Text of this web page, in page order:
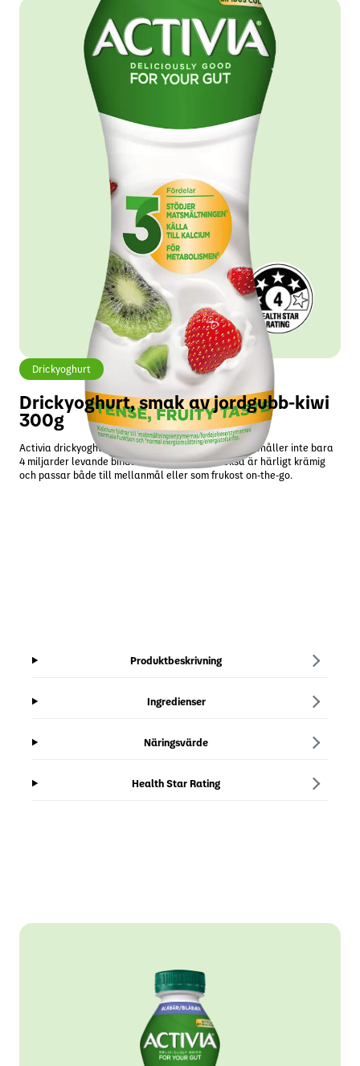
Drickyoghurt
Drickyoghurt, smak av jordgubb-kiwi
300g
Activia drickyoghurt med smak av jordgubb-kiwi, innehåller inte bara
4 miljarder levande bifidobakterier utan är också är härligt krämig
och passar både till mellanmål eller som frukost on-the-go.
Produktbeskrivning
Ingredienser
Näringsvärde
Health Star Rating